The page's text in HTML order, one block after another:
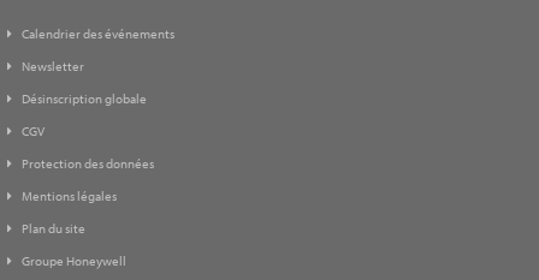
Calendrier des événements
Newsletter
Désinscription globale
CGV
Protection des données
Mentions légales
Plan du site
Groupe Honeywell